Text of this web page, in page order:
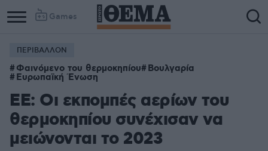
Games
ΠΕΡΙΒΑΛΛΟΝ
Φαινόμενο του θερμοκηπίου Βουλγαρία
Ευρωπαϊκή Ένωση
ΕΕ: Οι εκπομπές αερίων του
θερμοκηπίου συνέχισαν να
μειώνονται το 2023